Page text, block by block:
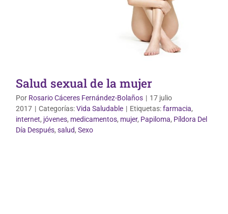
Salud sexual de la mujer
Por Rosario Cáceres Fernández-Bolaños | 17 julio
2017 | Categorías:Vida Saludable | Etiquetas:farmacia,
internet, jóvenes, medicamentos, mujer, Papiloma, Píldora Del
Día Después, salud, Sexo